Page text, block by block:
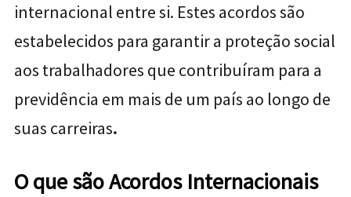
internacional entre si. Estes acordos são
estabelecidos para garantir a proteção social
aos trabalhadores que contribuíram para a
previdência em mais de um país ao longo de
suas carreiras.
O que são Acordos Internacionais